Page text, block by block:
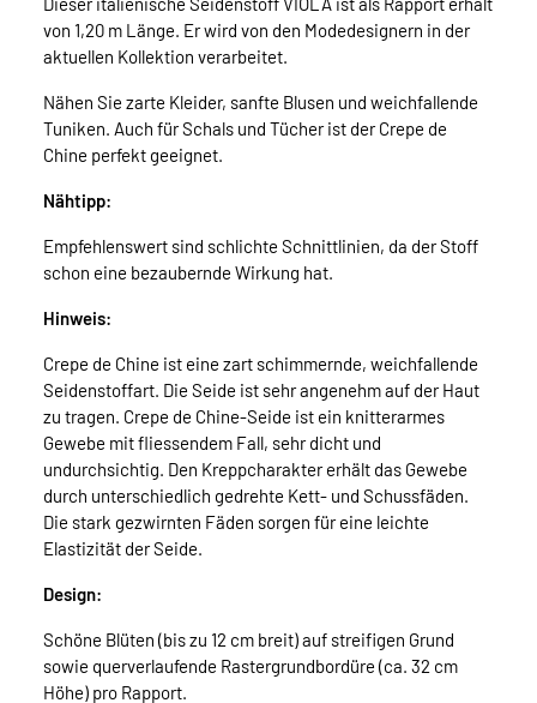
von 1,20 m Länge. Er wird von den Modedesignern in der
aktuellen Kollektion verarbeitet.
Nähen Sie zarte Kleider, sanfte Blusen und weichfallende
Tuniken. Auch für Schals und Tücher ist der Crepe de
Chine perfekt geeignet.
Nähtipp:
Empfehlenswert sind schlichte Schnittlinien, da der Stoff
schon eine bezaubernde Wirkung hat.
Hinweis:
Crepe de Chine ist eine zart schimmernde, weichfallende
Seidenstoffart. Die Seide ist sehr angenehm auf der Haut
zu tragen. Crepe de Chine-Seide ist ein knitterarmes
Gewebe mit fliessendem Fall, sehr dicht und
undurchsichtig. Den Kreppcharakter erhält das Gewebe
durch unterschiedlich gedrehte Kett- und Schussfäden.
Die stark gezwirnten Fäden sorgen für eine leichte
Elastizität der Seide.
Design:
Schöne Blüten (bis zu 12 cm breit) auf streifigen Grund
sowie querverlaufende Rastergrundbordüre (ca. 32 cm
Höhe) pro Rapport.